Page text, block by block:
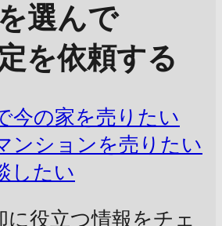
選んで
を依頼する
今の家を売りたい
ンションを売りたい
したい
に役立つ情報をチェ